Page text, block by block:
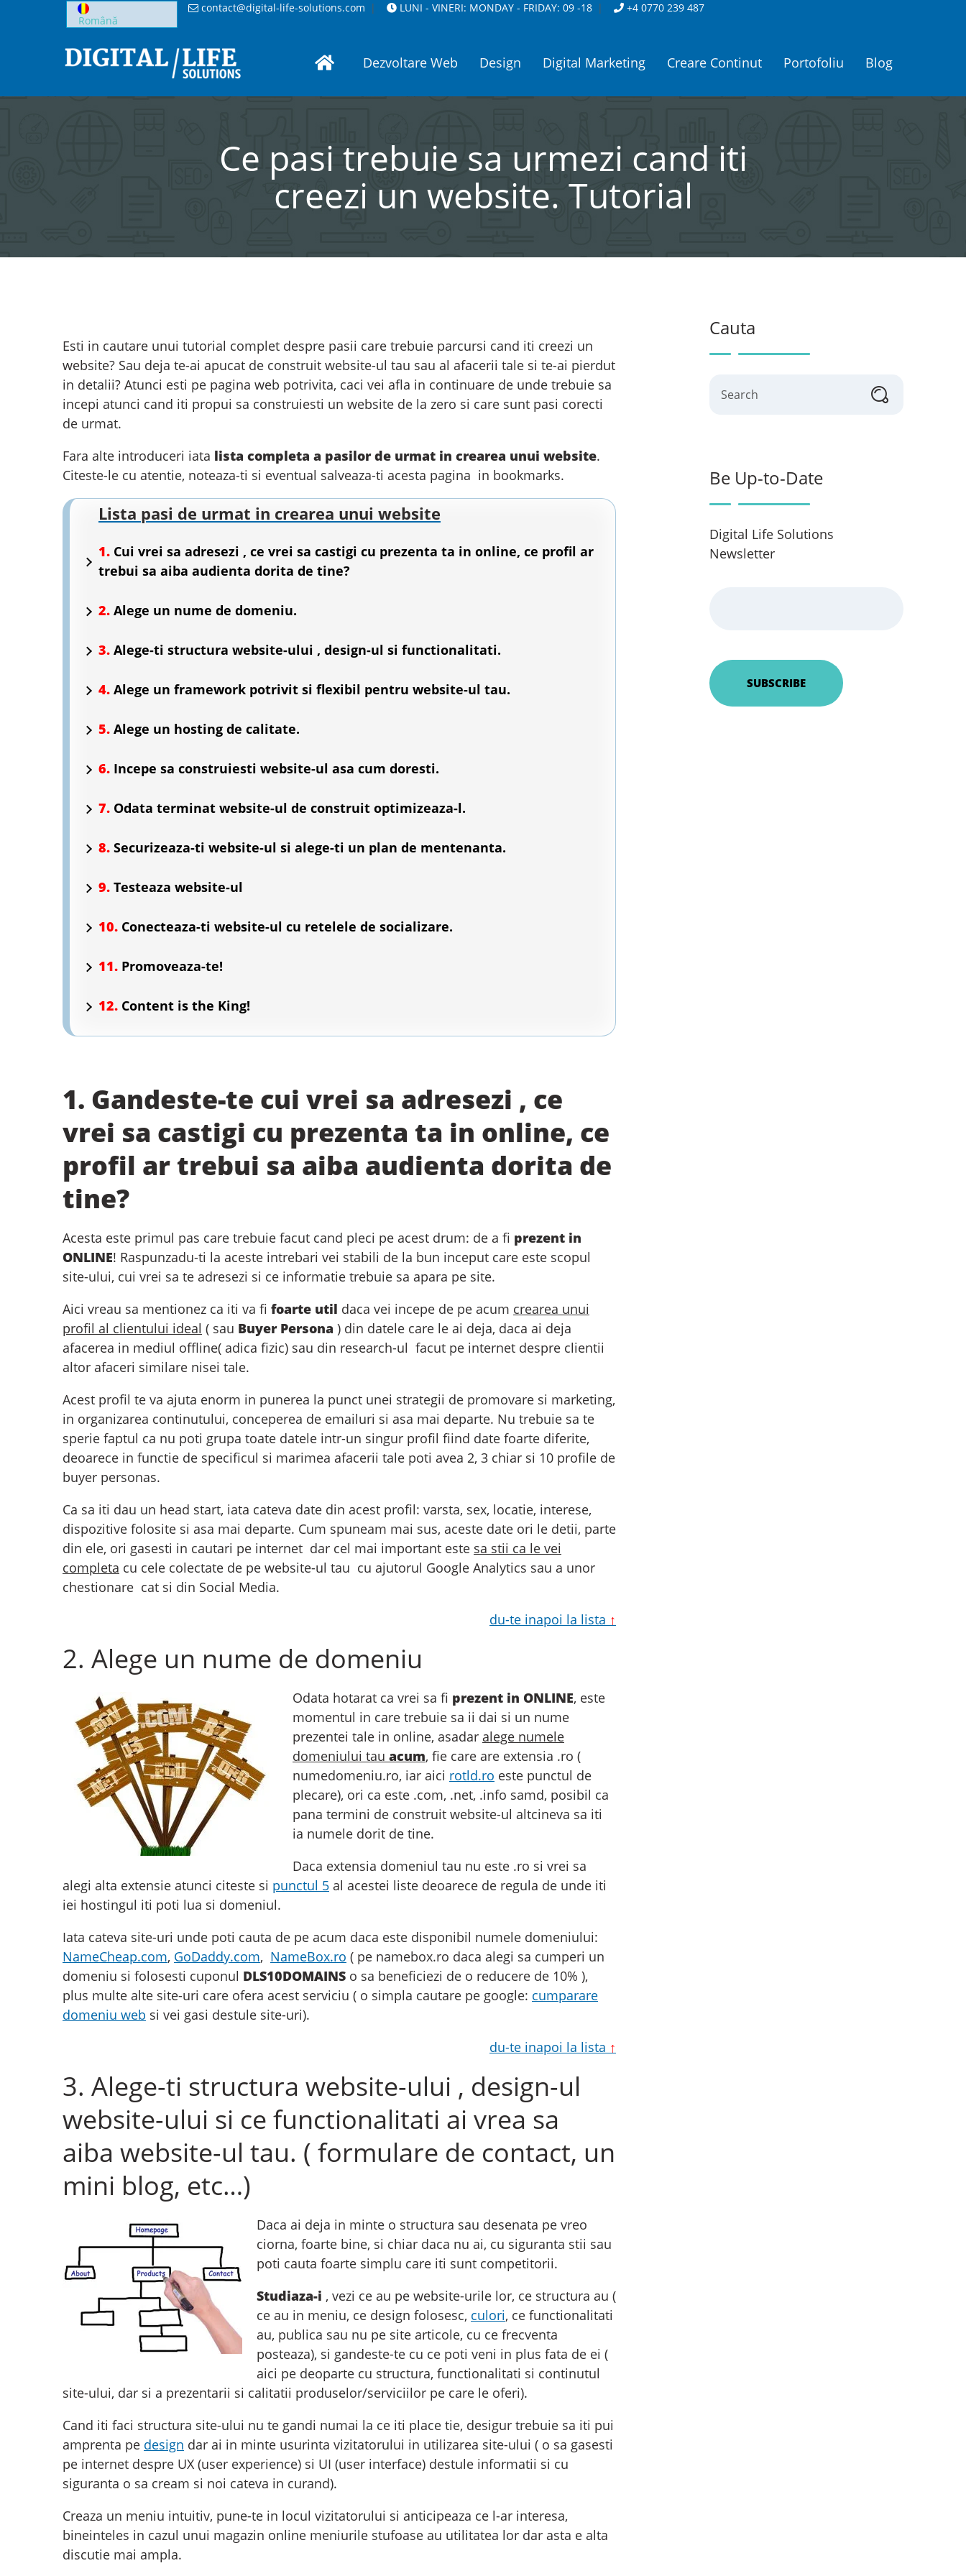
contact@digital-life-solutions.com LUNI - VINERI: MONDAY - FRIDAY: 09 -18 +4 0770 239 487
Dezvoltare Web Design Digital Marketing Creare Continut Portofoliu Blog
Ce pasi trebuie sa urmezi cand iti
creezi un website. Tutorial
Esti in cautare unui tutorial complet despre pasii care trebuie parcursi cand iti creezi un
website? Sau deja te-ai apucat de construit website-ul tau sau al afacerii tale si te-ai pierdut
in detalii? Atunci esti pe pagina web potrivita, caci vei afla in continuare de unde trebuie sa
incepi atunci cand iti propui sa construiesti un website de la zero si care sunt pasi corecti
de urmat.
Fara alte introduceri iata lista completa a pasilor de urmat in crearea unui website.
Citeste-le cu atentie, noteaza-ti si eventual salveaza-ti acesta pagina in bookmarks.
Lista pasi de urmat in crearea unui website
1. Cui vrei sa adresezi , ce vrei sa castigi cu prezenta ta in online, ce profil ar
trebui sa aiba audienta dorita de tine?
2. Alege un nume de domeniu.
3. Alege-ti structura website-ului , design-ul si functionalitati.
4. Alege un framework potrivit si flexibil pentru website-ul tau.
5. Alege un hosting de calitate.
6. Incepe sa construiesti website-ul asa cum doresti.
7. Odata terminat website-ul de construit optimizeaza-l.
8. Securizeaza-ti website-ul si alege-ti un plan de mentenanta.
9. Testeaza website-ul
10. Conecteaza-ti website-ul cu retelele de socializare.
11. Promoveaza-te!
12. Content is the King!
1. Gandeste-te cui vrei sa adresezi , ce
vrei sa castigi cu prezenta ta in online, ce
profil ar trebui sa aiba audienta dorita de
tine?
Acesta este primul pas care trebuie facut cand pleci pe acest drum: de a fi prezent in
ONLINE! Raspunzadu-ti la aceste intrebari vei stabili de la bun inceput care este scopul
site-ului, cui vrei sa te adresezi si ce informatie trebuie sa apara pe site.
Aici vreau sa mentionez ca iti va fi foarte util daca vei incepe de pe acum crearea unui
profil al clientului ideal ( sau Buyer Persona ) din datele care le ai deja, daca ai deja
afacerea in mediul offline( adica fizic) sau din research-ul facut pe internet despre clientii
altor afaceri similare nisei tale.
Acest profil te va ajuta enorm in punerea la punct unei strategii de promovare si marketing,
in organizarea continutului, conceperea de emailuri si asa mai departe. Nu trebuie sa te
sperie faptul ca nu poti grupa toate datele intr-un singur profil fiind date foarte diferite,
deoarece in functie de specificul si marimea afacerii tale poti avea 2, 3 chiar si 10 profile de
buyer personas.
Ca sa iti dau un head start, iata cateva date din acest profil: varsta, sex, locatie, interese,
dispozitive folosite si asa mai departe. Cum spuneam mai sus, aceste date ori le detii, parte
din ele, ori gasesti in cautari pe internet dar cel mai important este sa stii ca le vei
completa cu cele colectate de pe website-ul tau cu ajutorul Google Analytics sau a unor
chestionare cat si din Social Media.
du-te inapoi la lista ↑
2. Alege un nume de domeniu
Odata hotarat ca vrei sa fi prezent in ONLINE, este
momentul in care trebuie sa ii dai si un nume
prezentei tale in online, asadar alege numele
domeniului tau acum, fie care are extensia .ro (
numedomeniu.ro, iar aici rotld.ro este punctul de
plecare), ori ca este .com, .net, .info samd, posibil ca
pana termini de construit website-ul altcineva sa iti
ia numele dorit de tine.
Daca extensia domeniul tau nu este .ro si vrei sa
alegi alta extensie atunci citeste si punctul 5 al acestei liste deoarece de regula de unde iti
iei hostingul iti poti lua si domeniul.
Iata cateva site-uri unde poti cauta de pe acum daca este disponibil numele domeniului:
NameCheap.com, GoDaddy.com, NameBox.ro ( pe namebox.ro daca alegi sa cumperi un
domeniu si folosesti cuponul DLS10DOMAINS o sa beneficiezi de o reducere de 10% ),
plus multe alte site-uri care ofera acest serviciu ( o simpla cautare pe google: cumparare
domeniu web si vei gasi destule site-uri).
du-te inapoi la lista ↑
3. Alege-ti structura website-ului , design-ul
website-ului si ce functionalitati ai vrea sa
aiba website-ul tau. ( formulare de contact, un
mini blog, etc…)
Daca ai deja in minte o structura sau desenata pe vreo
ciorna, foarte bine, si chiar daca nu ai, cu siguranta stii sau
poti cauta foarte simplu care iti sunt competitorii.
Studiaza-i , vezi ce au pe website-urile lor, ce structura au (
ce au in meniu, ce design folosesc, culori, ce functionalitati
au, publica sau nu pe site articole, cu ce frecventa
posteaza), si gandeste-te cu ce poti veni in plus fata de ei (
aici pe deoparte cu structura, functionalitati si continutul
site-ului, dar si a prezentarii si calitatii produselor/serviciilor pe care le oferi).
Cand iti faci structura site-ului nu te gandi numai la ce iti place tie, desigur trebuie sa iti pui
amprenta pe design dar ai in minte usurinta vizitatorului in utilizarea site-ului ( o sa gasesti
pe internet despre UX (user experience) si UI (user interface) destule informatii si cu
siguranta o sa cream si noi cateva in curand).
Creaza un meniu intuitiv, pune-te in locul vizitatorului si anticipeaza ce l-ar interesa,
bineinteles in cazul unui magazin online meniurile stufoase au utilitatea lor dar asta e alta
discutie mai ampla.
Cauta
Be Up-to-Date
Digital Life Solutions
Newsletter